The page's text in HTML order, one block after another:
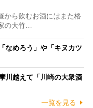
ら飲むお酒にはまた格
の大竹…
なめろう」や「キヌカツ
川越えて「川崎の大衆酒
一覧を見る